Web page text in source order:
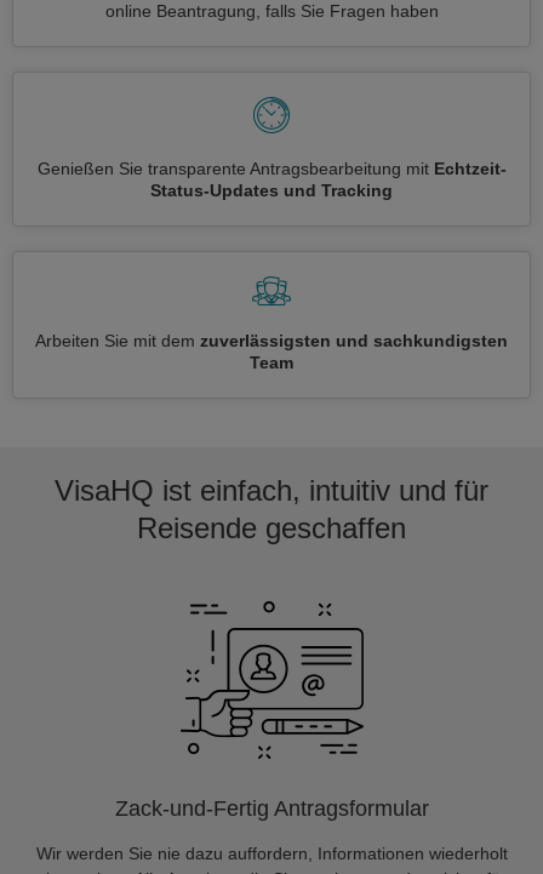
online Beantragung, falls Sie Fragen haben
Genießen Sie transparente Antragsbearbeitung mit Echtzeit-
Status-Updates und Tracking
Arbeiten Sie mit dem zuverlässigsten und sachkundigsten
Team
VisaHQ ist einfach, intuitiv und für
Reisende geschaffen
Zack-und-Fertig Antragsformular
Wir werden Sie nie dazu auffordern, Informationen wiederholt